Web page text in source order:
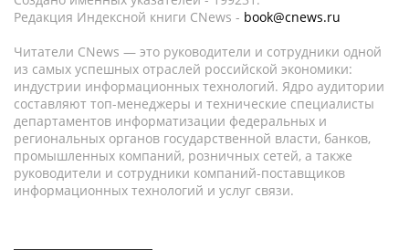
Редакция Индексной книги CNews - book@cnews.ru
Читатели CNews — это руководители и сотрудники одной
из самых успешных отраслей российской экономики:
индустрии информационных технологий. Ядро аудитории
составляют топ-менеджеры и технические специалисты
департаментов информатизации федеральных и
региональных органов государственной власти, банков,
промышленных компаний, розничных сетей, а также
руководители и сотрудники компаний-поставщиков
информационных технологий и услуг связи.